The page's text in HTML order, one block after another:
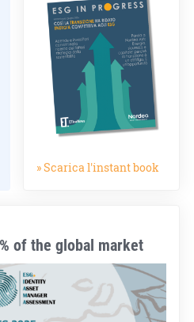
» Scarica l'instant book
of the global market